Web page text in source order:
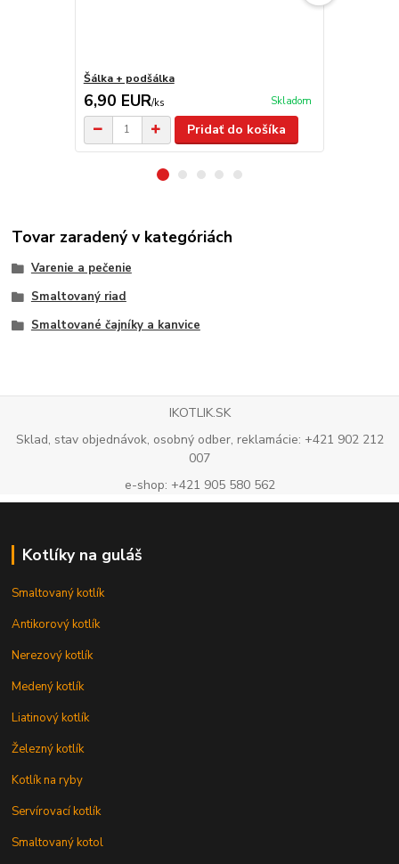
Šálka + podšálka
6,90 EUR/ks Skladom
Pridať do košíka
Tovar zaradený v kategóriách
Varenie a pečenie
Smaltovaný riad
Smaltované čajníky a kanvice
IKOTLIK.SK
Sklad, stav objednávok, osobný odber, reklamácie: +421 902 212
007
e-shop: +421 905 580 562
Kotlíky na guláš
Smaltovaný kotlík
Antikorový kotlík
Nerezový kotlík
Medený kotlík
Liatinový kotlík
Železný kotlík
Kotlík na ryby
Servírovací kotlík
Smaltovaný kotol